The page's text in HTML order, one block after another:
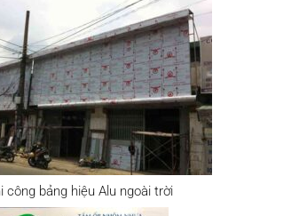
công bảng hiệu Alu ngoài trời